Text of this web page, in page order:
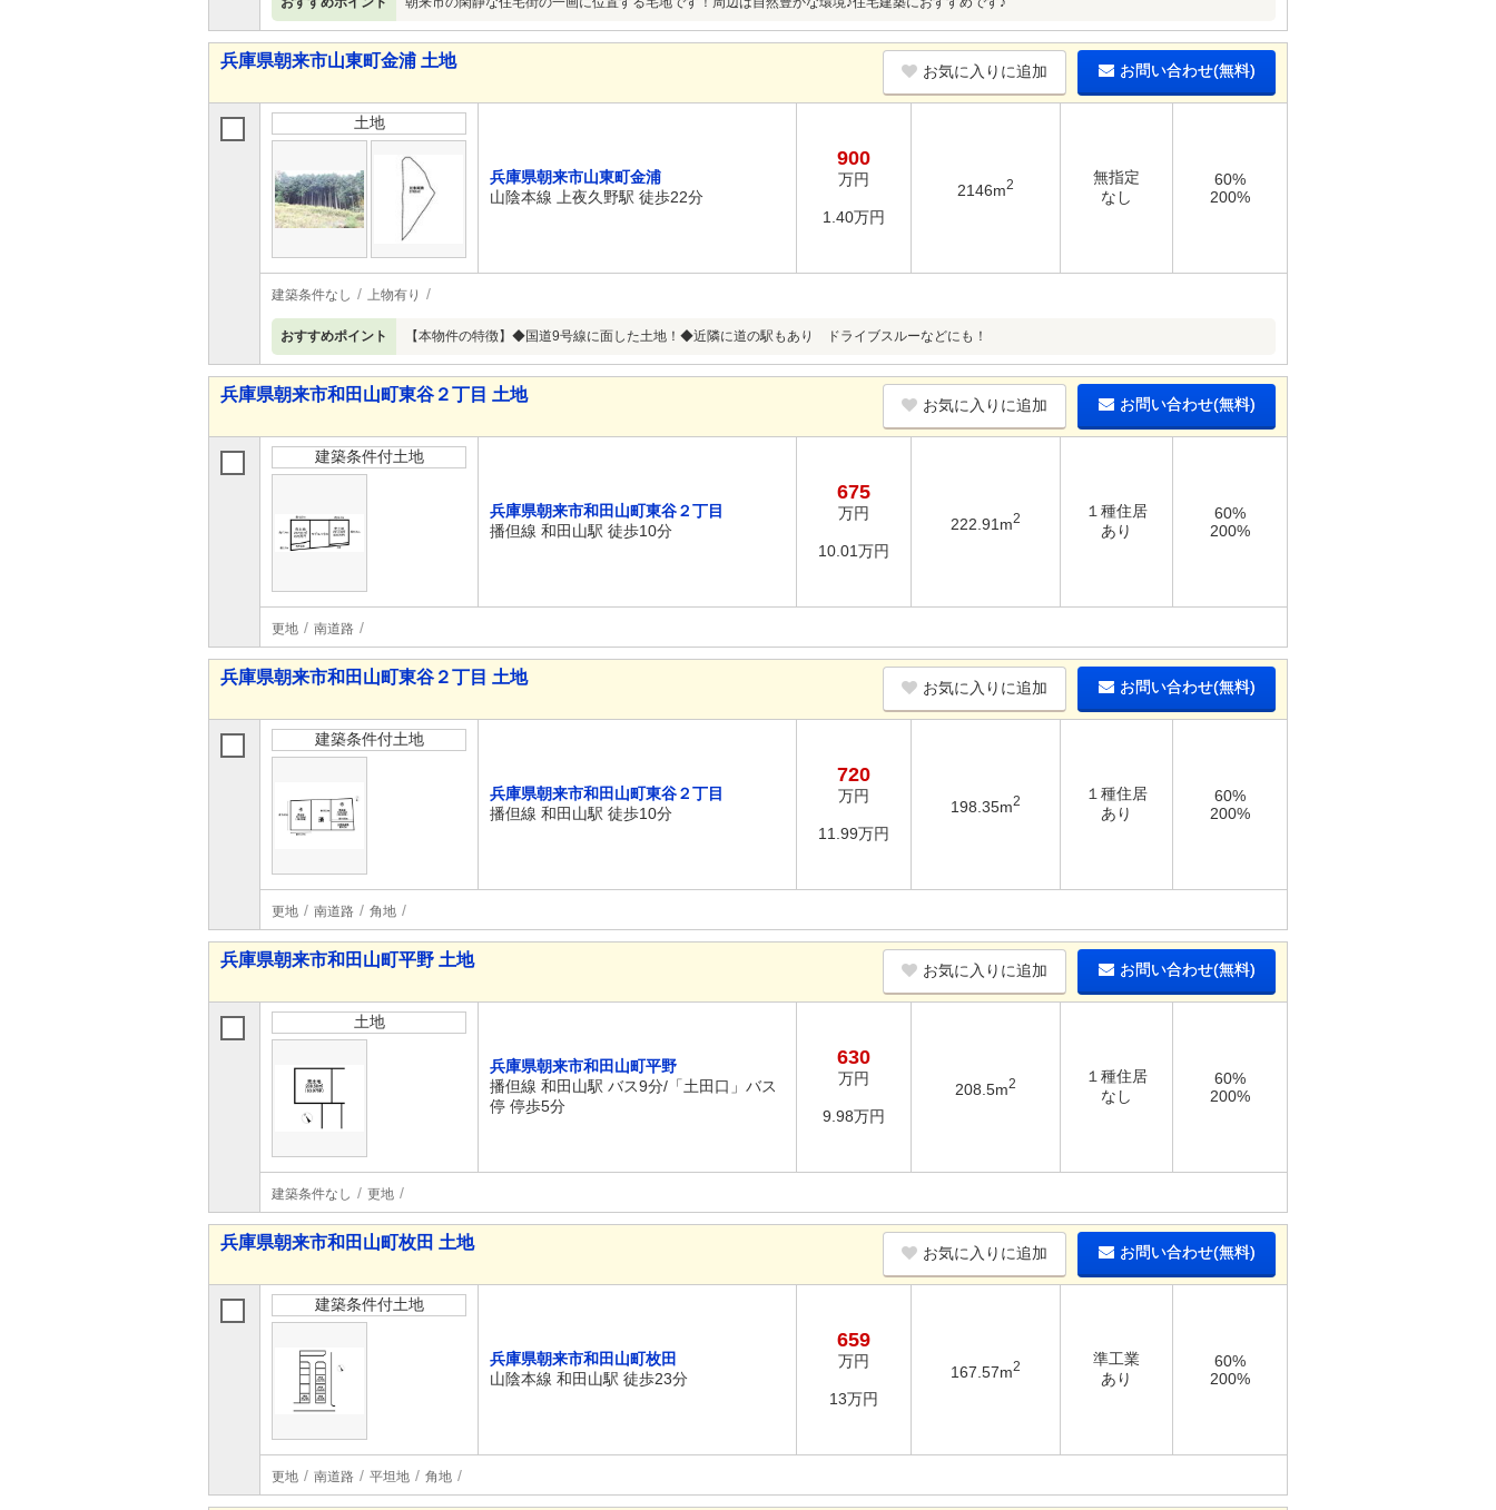
兵庫県朝来市山東町金浦 土地
お気に入りに追加 お問い合わせ(無料)
土地
兵庫県朝来市山東町金浦
山陰本線 上夜久野駅 徒歩22分
900
万円
1.40万円
2146m2
無指定
なし
60%
200%
建築条件なし 上物有り
おすすめポイント 【本物件の特徴】◆国道9号線に面した土地！◆近隣に道の駅もあり ドライブスルーなどにも！
兵庫県朝来市和田山町東谷２丁目 土地
お気に入りに追加 お問い合わせ(無料)
建築条件付土地
兵庫県朝来市和田山町東谷２丁目
播但線 和田山駅 徒歩10分
675
万円
10.01万円
222.91m2
１種住居
あり
60%
200%
更地 南道路
兵庫県朝来市和田山町東谷２丁目 土地
お気に入りに追加 お問い合わせ(無料)
建築条件付土地
兵庫県朝来市和田山町東谷２丁目
播但線 和田山駅 徒歩10分
720
万円
11.99万円
198.35m2
１種住居
あり
60%
200%
更地 南道路 角地
兵庫県朝来市和田山町平野 土地
お気に入りに追加 お問い合わせ(無料)
土地
兵庫県朝来市和田山町平野
播但線 和田山駅 バス9分/「土田口」バス
停 停歩5分
630
万円
9.98万円
208.5m2
１種住居
なし
60%
200%
建築条件なし 更地
兵庫県朝来市和田山町枚田 土地
お気に入りに追加 お問い合わせ(無料)
建築条件付土地
兵庫県朝来市和田山町枚田
山陰本線 和田山駅 徒歩23分
659
万円
13万円
167.57m2
準工業
あり
60%
200%
更地 南道路 平坦地 角地